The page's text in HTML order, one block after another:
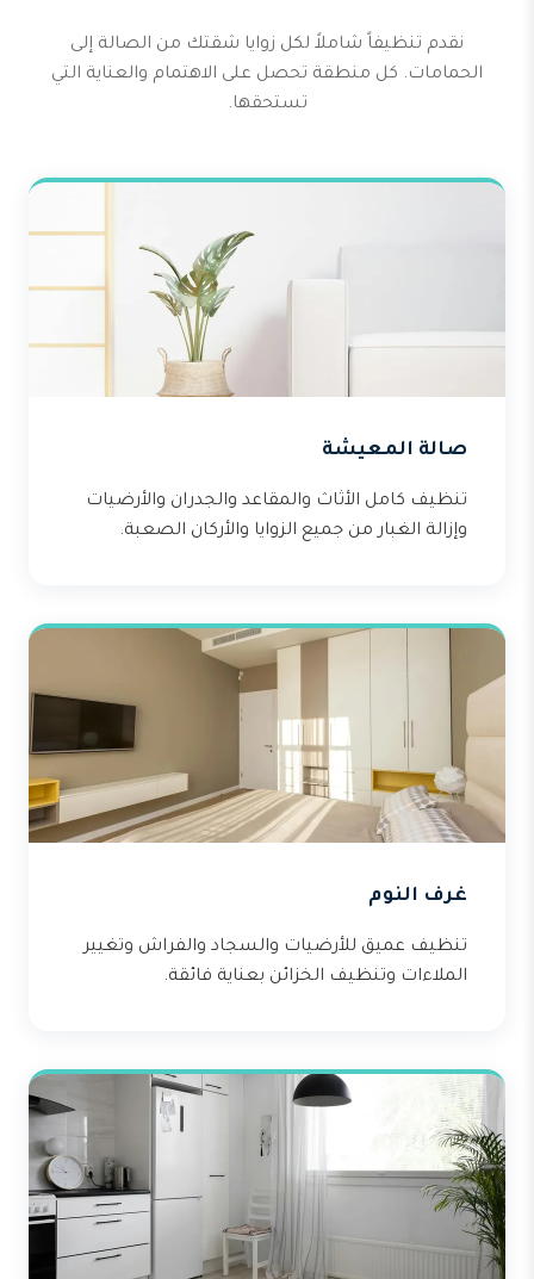
نقدم تنظيفاً شاملاً لكل زوايا شقتك من الصالة إلى
الحمامات. كل منطقة تحصل على الاهتمام والعناية التي
تستحقها.
صالة المعيشة
تنظيف كامل الأثاث والمقاعد والجدران والأرضيات
وإزالة الغبار من جميع الزوايا والأركان الصعبة.
غرف النوم
تنظيف عميق للأرضيات والسجاد والفراش وتغيير
الملاءات وتنظيف الخزائن بعناية فائقة.